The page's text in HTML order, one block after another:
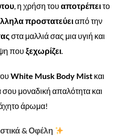
, η χρήση τουαποτρέπειτο
προστατεύειαπό την
στα μαλλιά σας μια υγιή και
πουξεχωρίζει
White Musk Body Mist και
σου μοναδική απαλότητα και
άρωμα!
& Οφέλη